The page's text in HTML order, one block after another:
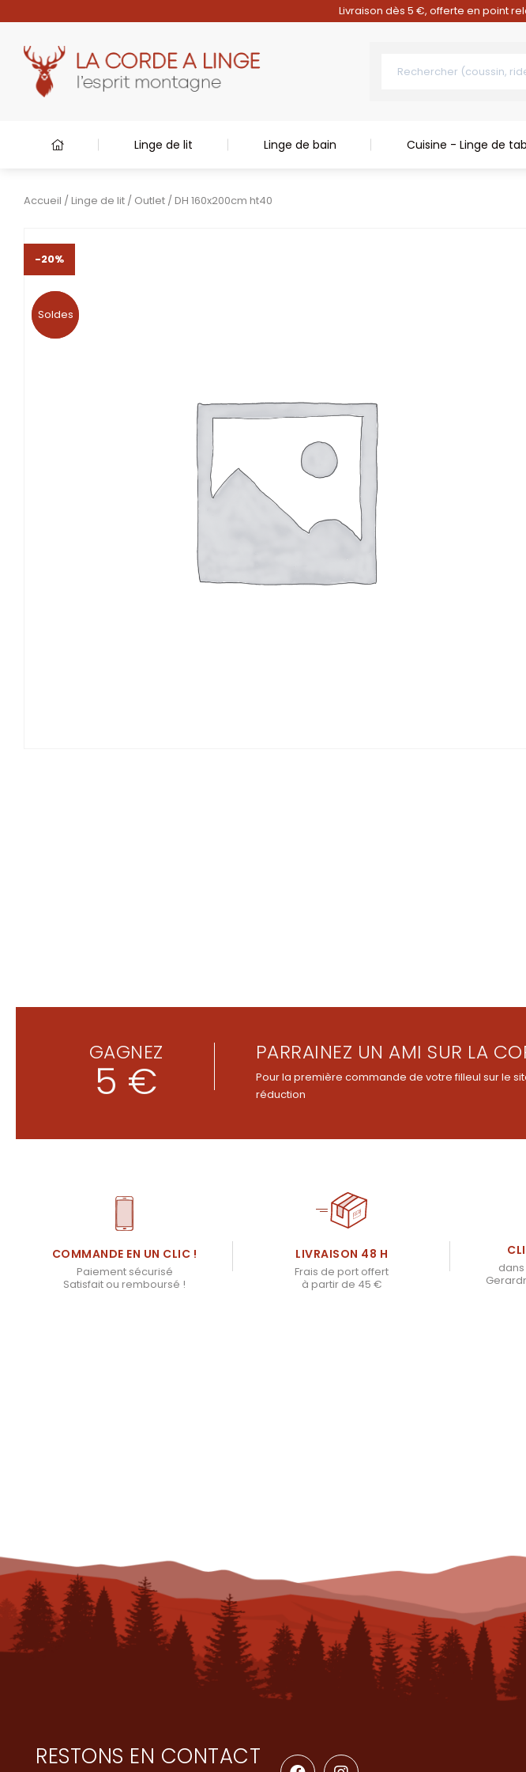
Livraison dès 5 €, offerte en point
Linge de lit Linge de bain Cuisine - Linge de
Accueil / Linge de lit / Outlet / DH 160x200cm ht40
-20%
Soldes
Soldes
GAGNEZ
5 €
PARRAINEZ UN AMI SUR LA
Pour la première commande de votre filleul sur le
réduction
COMMANDE EN UN CLIC !
Paiement sécurisé
Satisfait ou remboursé !
LIVRAISON 48 H
Frais de port offert
à partir de 45 €
RESTONS EN CONTACT